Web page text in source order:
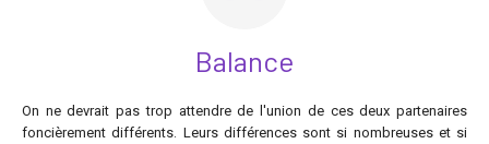
Balance
On ne devrait pas trop attendre de l'union de ces deux partenaires
foncièrement différents. Leurs différences sont si nombreuses et si